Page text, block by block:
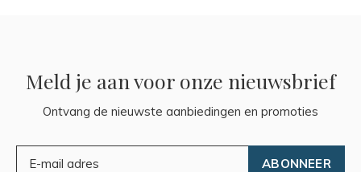
Meld je aan voor onze nieuwsbrief
Ontvang de nieuwste aanbiedingen en promoties
ABONNEER